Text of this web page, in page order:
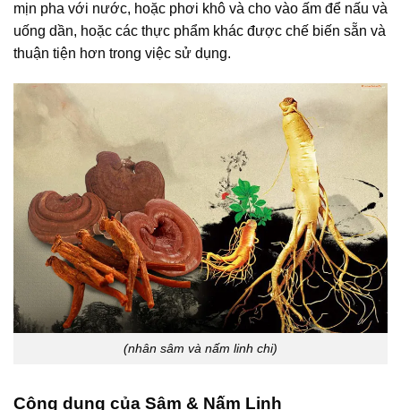
mịn pha với nước, hoặc phơi khô và cho vào ấm để nấu và
uống dần, hoặc các thực phẩm khác được chế biến sẵn và
thuận tiện hơn trong việc sử dụng.
(nhân sâm và nấm linh chi)
Công dụng của Sâm & Nấm Linh